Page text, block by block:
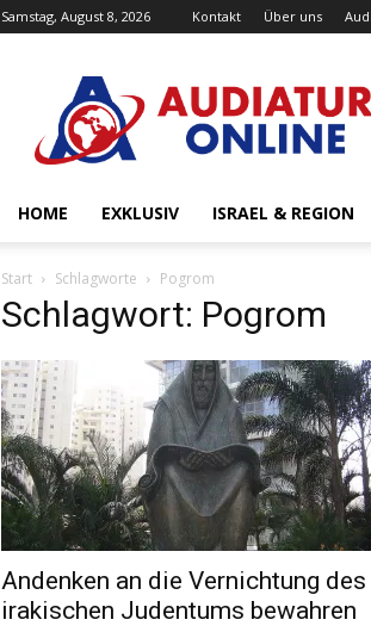
Samstag, August 8, 2026 Kontakt Über uns
Online
HOME EXKLUSIV ISRAEL & REGION
Start Schlagworte Pogrom
Schlagwort: Pogrom
Andenken an die Vernichtung des
irakischen Judentums bewahren